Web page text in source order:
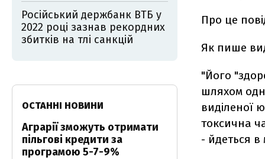
Про це
Як пише
"Його
шляхом
виділеної
токсична
- йдеться в
Російський держбанк ВТБ у
2022 році зазнав рекордних
збитків на тлі санкцій
ОСТАННІ НОВИНИ
Аграрії зможуть отримати
пільгові кредити за
програмою 5-7-9%